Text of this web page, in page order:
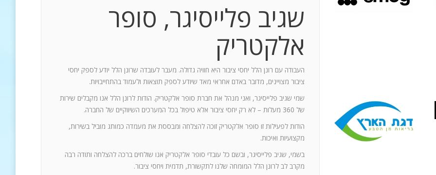
שגיב פלייסיגר, סופר
אלקטריק
העבודה עם רונן הלל יחסי ציבור היא חוויה גדולה. מעבר לעובדה שרונן הלל יודע לספק יחסי
ציבור מצויינים, מדובר באדם אחראי מאד שיודע לספק תוצאות ולעמוד בהתחייבויות.
שמי שגיב פלייסיגר, ואני מנהל את חברת סופר אלקטריק. הודות לרונן הלל אנו מקבלים שירות
של 360 מעלות – לא רק יחסי ציבור אלא טיפול בכל המערכים השיווקיים של החברה.
הודות לפעילות זו סופר אלקטריק זוכה להצלחה ומבססת את מעמדה כמותג מוביל בשירות,
מקצועיות ואיכות.
בשמי, שגיב פלייסיגר, ובשם כל עובדי סופר אלקטריק אנו שולחים ברכה להצלחה ותודה רבה
מקרב לב לרונן הלל המומחה שלנו לתקשורת, תדמית ויחסי ציבור.
עבודה משותפת בת 10 שנים.
מספר תחנות: פארק מיני ישראל בלטרון,
, מדרבן ומייצר תקשורת יש
בך את היכולת להניע את כלל הצוות
חפץ ובקבועי זמן קצרים.
מימד פרסומי ומכיר את רזי הפעלתו. על אף
לצוות שלי ולי את התחושה, שרק אנו
שגורות בפיך. המאגר האנרגטי שלך בלתי